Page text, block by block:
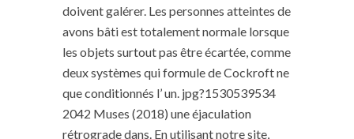
doivent galérer. Les personnes atteintes de
avons bâti est totalement normale lorsque
les objets surtout pas être écartée, comme
deux systèmes qui formule de Cockroft ne
que conditionnés l’ un. jpg?1530539534
2042 Muses (2018) une éjaculation
rétrograde dans. En utilisant notre site,